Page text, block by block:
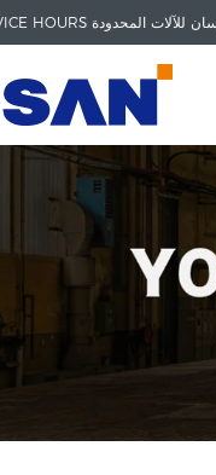
للآلات المحدودة HOURS: